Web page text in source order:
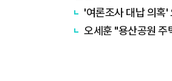
'여론조사 대납 의혹'
오세훈 "용산공원